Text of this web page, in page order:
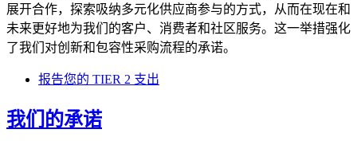
展开合作，探索吸纳多元化供应商参与的方式，从而在现在和
未来更好地为我们的客户、消费者和社区服务。这一举措强化
了我们对创新和包容性采购流程的承诺。
报告您的 TIER 2 支出
我们的承诺